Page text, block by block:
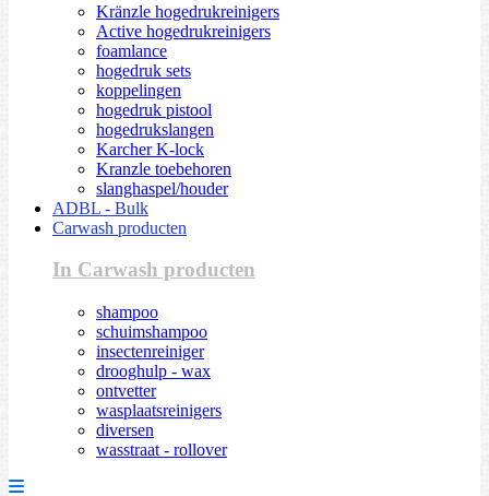
Kränzle hogedrukreinigers
Active hogedrukreinigers
foamlance
hogedruk sets
koppelingen
hogedruk pistool
hogedrukslangen
Karcher K-lock
Kranzle toebehoren
slanghaspel/houder
ADBL - Bulk
Carwash producten
In Carwash producten
shampoo
schuimshampoo
insectenreiniger
drooghulp - wax
ontvetter
wasplaatsreinigers
diversen
wasstraat - rollover